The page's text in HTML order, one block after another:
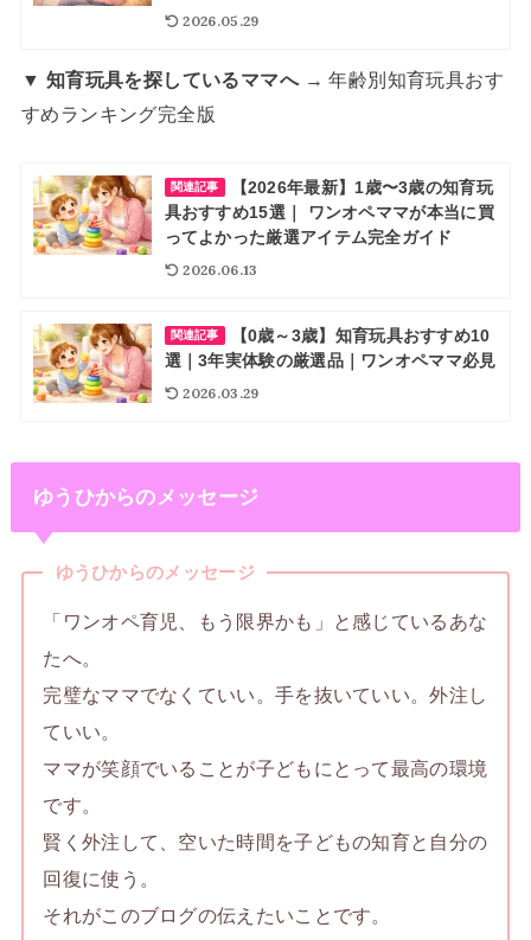
2026.05.29
▼ 知育玩具を探しているママへ→ 年齢別知育玩具おす
すめランキング完全版
関連記事
【2026年最新】1歳〜3歳の知育玩
具おすすめ15選｜ ワンオペママが本当に買
ってよかった厳選アイテム完全ガイド
2026.06.13
関連記事
【0歳～3歳】知育玩具おすすめ10
選｜3年実体験の厳選品｜ワンオペママ必見
2026.03.29
ゆうひからのメッセージ
ゆうひからのメッセージ
「ワンオペ育児、もう限界かも」と感じているあな
たへ。
完璧なママでなくていい。手を抜いていい。外注し
ていい。
ママが笑顔でいることが子どもにとって最高の環境
です。
賢く外注して、空いた時間を子どもの知育と自分の
回復に使う。
それがこのブログの伝えたいことです。